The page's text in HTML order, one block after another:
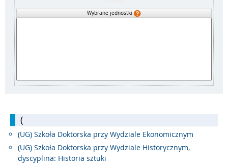
Wybrane jednostki
(
(UG) Szkoła Doktorska przy Wydziale Ekonomicznym
(UG) Szkoła Doktorska przy Wydziale Historycznym,
dyscyplina: Historia sztuki